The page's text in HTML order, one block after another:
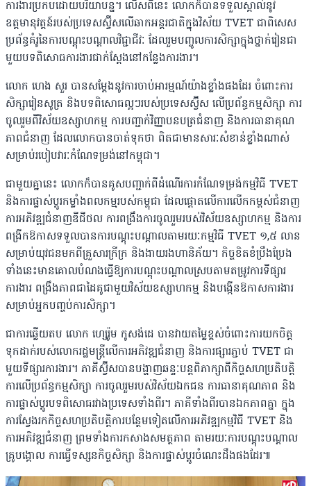
ការងារប្រកបដោយបរិយាបន្ន។ លើសពីនេះ លោកក៏បានទទួលស្គាល់នូវ
ឧត្តមានុវត្តន៍របស់ប្រទេសស្វ៊ីសលើឆាកអន្តរជាតិក្នុងវិស័យ TVET ជាពិសេស
ប្រព័ន្ធគំរូនៃការបណ្តុះបណ្តាលវិជ្ជាជីវៈ ដែលរួមបញ្ចូលការសិក្សាក្នុងថ្នាក់រៀនជា
មួយបទពិសោធការងារជាក់ស្តែងនៅកន្លែងការងារ។
លោក ហេង សួរ បានសម្តែងនូវការចាប់អារម្មណ៍យ៉ាងខ្លាំងផងដែរ ចំពោះការ
សិក្សារៀនសូត្រ និងបទពិសោធល្អៗរបស់ប្រទេសស្វ៊ីស លើប្រព័ន្ធកម្មសិក្សា ការ
ចូលរួមពីវិស័យឧស្សាហកម្ម ការបញ្ជាក់វិញ្ញាបនបត្រជំនាញ និងការធានាគុណ
ភាពជំនាញ ដែលលោកបានចាត់ទុកថា ពិតជាមានសារៈសំខាន់ខ្លាំងណាស់
សម្រាប់របៀបវារៈកំណែទម្រង់នៅកម្ពុជា។
ជាមួយគ្នានេះ លោកក៏បានគូសបញ្ជាក់ពីដំណើរការកំណែទម្រង់កម្មវិធី TVET
និងការផ្លាស់ប្តូរកម្លាំងពលកម្មរបស់កម្ពុជា ដែលផ្តោតលើការលើកកម្ពស់ជំនាញ
ការអភិវឌ្ឍជំនាញឌីជីថល ការពង្រឹងការចូលរួមរបស់វិស័យឧស្សាហកម្ម និងការ
ពង្រីកឱកាសទទួលបានការបណ្តុះបណ្តាលតាមរយៈកម្មវិធី TVET ១,៥ លាន
សម្រាប់យុវជនមកពីគ្រួសារក្រីក្រ និងងាយរងហានិភ័យ។ កិច្ចខិតខំប្រឹងប្រែង
ទាំងនេះមានគោលបំណងធ្វើឱ្យការបណ្តុះបណ្តាលស្របតាមតម្រូវការទីផ្សារ
ការងារ ពង្រឹងភាពជាដៃគូជាមួយវិស័យឧស្សាហកម្ម និងបង្កើនឱកាសការងារ
សម្រាប់អ្នកបញ្ចប់ការសិក្សា។
ជាការឆ្លើយតប លោក ហ្សេរ៉ូម កូសង់ដេ បានវាយតម្លៃខ្ពស់ចំពោះការយកចិត្ត
ទុកដាក់របស់លោករដ្ឋមន្ត្រីលើការអភិវឌ្ឍជំនាញ និងការផ្សារភ្ជាប់ TVET ជា
មួយទីផ្សារការងារ។ ភាគីស្វ៊ីសបានបង្ហាញឆន្ទៈបន្តពិភាក្សាពីកិច្ចសហប្រតិបត្តិ
ការលើប្រព័ន្ធកម្មសិក្សា ការចូលរួមរបស់វិស័យឯកជន ការធានាគុណភាព និង
ការផ្លាស់ប្តូរបទពិសោធរវាងប្រទេសទាំងពីរ។ ភាគីទាំងពីរបានឯកភាពគ្នា ក្នុង
ការស្វែងរកកិច្ចសហប្រតិបត្តិការបន្ថែមទៀតលើការអភិវឌ្ឍកម្មវិធី TVET និង
ការអភិវឌ្ឍជំនាញ ព្រមទាំងការកសាងសមត្ថភាព តាមរយៈការបណ្តុះបណ្តាល
គ្រូបង្គោល ការធ្វើទស្សនកិច្ចសិក្សា និងការផ្លាស់ប្តូរចំណេះដឹងផងដែរ៕